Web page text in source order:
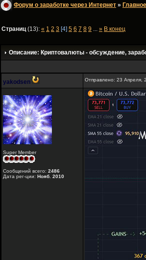
Форум о заработке через Интернет » Главное
Страниц(13): « 1 2 3 [4] 5 6 7 8 9 ... » В конец
Описание: Криптовалюты - обсуждение,
yakodsen Отправлено: 23 Апреля,
Super Member
Сообщений всего: 2486
Дата рег-ции: Нояб. 2010